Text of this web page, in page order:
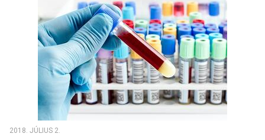
2018. JÚLIUS 2.